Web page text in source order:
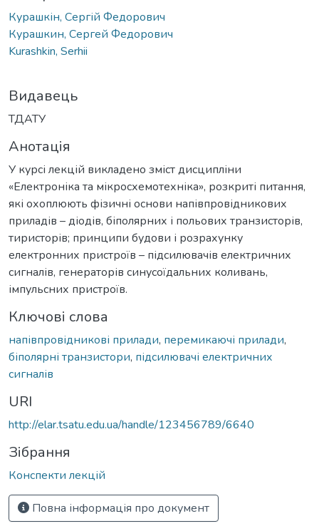
Курашкін, Сергій Федорович
Курашкин, Сергей Федорович
Kurashkin, Serhii
Видавець
ТДАТУ
Анотація
У курсі лекцій викладено зміст дисципліни
«Електроніка та мікросхемотехніка», розкриті питання,
які охоплюють фізичні основи напівпровідникових
приладів – діодів, біполярних і польових транзисторів,
тиристорів; принципи будови і розрахунку
електронних пристроїв – підсилювачів електричних
сигналів, генераторів синусоїдальних коливань,
імпульсних пристроїв.
Ключові слова
напівпровідникові прилади, перемикаючі прилади,
біполярні транзистори, підсилювачі електричних
сигналів
URI
http://elar.tsatu.edu.ua/handle/123456789/6640
Зібрання
Конспекти лекцій
Повна інформація про документ